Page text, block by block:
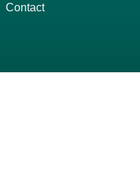
Contact